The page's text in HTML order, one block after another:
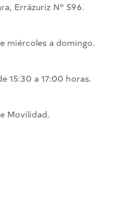
Errázuriz Nº 596.
miércoles a domingo.
15:30 a 17:00 horas.
Movilidad.